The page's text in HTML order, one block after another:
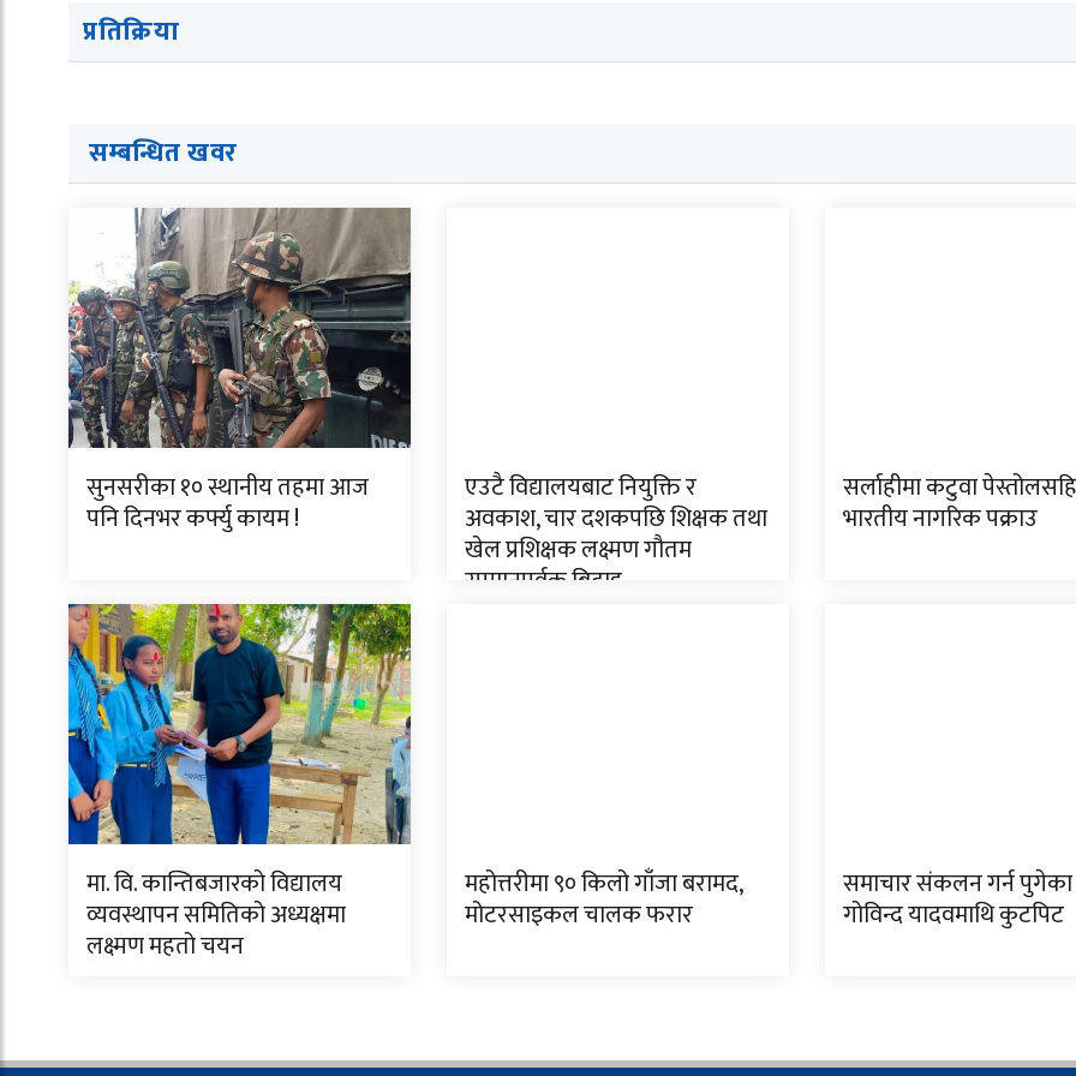
प्रतिक्रिया
सम्बन्धित खवर
सुनसरीका १० स्थानीय तहमा आज
पनि दिनभर कर्फ्यु कायम !
एउटै विद्यालयबाट नियुक्ति र
अवकाश, चार दशकपछि शिक्षक तथा
खेल प्रशिक्षक लक्ष्मण गौतम
सम्मानपूर्वक बिदाइ
सर्लाहीमा कटुवा
भारतीय नागरिक पक्राउ
मा. वि. कान्तिबजारको विद्यालय
व्यवस्थापन समितिको अध्यक्षमा
लक्ष्मण महतो चयन
महोत्तरीमा ९० किलो गाँजा बरामद,
मोटरसाइकल चालक फरार
समाचार संकलन गर्न पुगेका
गोविन्द यादवमाथि कुटपिट